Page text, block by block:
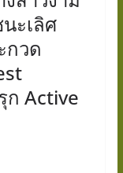
ะเลิศ
กวด
ก Active